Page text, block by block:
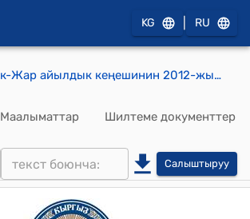
KG RU
Көк-Жар айылдык кеңешинин 2012-жылдын 22-сентябрындагы №25-8 "Көк-Жар айылдык округунун 2012-жылдын 21-июнундагы №171 токтомун бекитүү жөнүндө" токтому
Маалыматтар Шилтеме документтер
Салыштыруу